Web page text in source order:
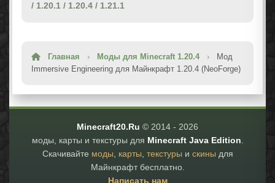
/ 1.20.1 / 1.20.4 / 1.21.1
Главная › Моды для Minecraft 1.20.4 ›
Мод
Immersive Engineering для Майнкрафт 1.20.4 (NeoForge)
Minecraft20.Ru © 2014 - 2026
моды, карты и текстуры для Minecraft Java Edition
Скачивайте моды карты текстуры и скины для
Майнкрафт бесплатно.
Написать нам